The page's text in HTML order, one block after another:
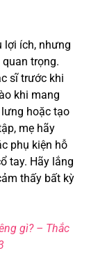
lợi ích, nhưng
trọng.
sĩ trước khi
khi mang
hoặc tạo
mẹ hãy
phụ kiện hỗ
tay. Hãy lắng
thấy bất kỳ
gì? – Thắc